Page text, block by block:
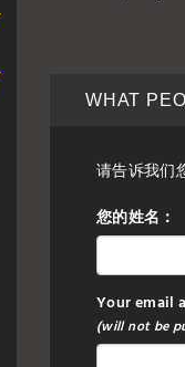
WHAT
请告诉我们
您的姓名：
Your email
(will not be